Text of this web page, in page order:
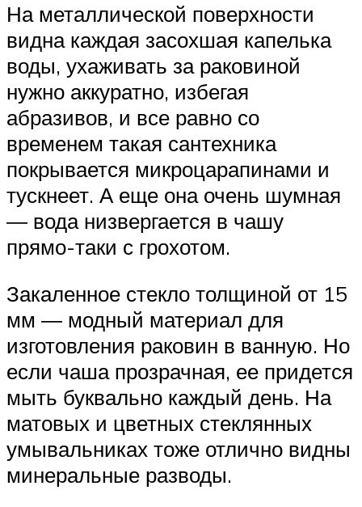
На металлической поверхности
видна каждая засохшая капелька
воды, ухаживать за раковиной
нужно аккуратно, избегая
абразивов, и все равно со
временем такая сантехника
покрывается микроцарапинами и
тускнеет. А еще она очень шумная
― вода низвергается в чашу
прямо-таки с грохотом.
Закаленное стекло толщиной от 15
мм ― модный материал для
изготовления раковин в ванную. Но
если чаша прозрачная, ее придется
мыть буквально каждый день. На
матовых и цветных стеклянных
умывальниках тоже отлично видны
минеральные разводы.